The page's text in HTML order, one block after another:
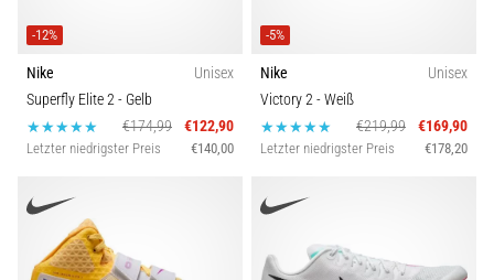
-12%
Nike
Unisex
Superfly Elite 2- Gelb
€174,99
€122,90
Letzter niedrigster Preis €140,00
-5%
Nike
Unisex
Victory 2- Weiß
€219,99
€169,90
Letzter niedrigster Preis €178,20